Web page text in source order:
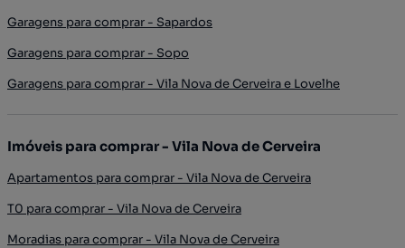
Garagens para comprar - Sapardos
Garagens para comprar - Sopo
Garagens para comprar - Vila Nova de Cerveira e Lovelhe
Imóveis para comprar - Vila Nova de Cerveira
Apartamentos para comprar - Vila Nova de Cerveira
T0 para comprar - Vila Nova de Cerveira
Moradias para comprar - Vila Nova de Cerveira